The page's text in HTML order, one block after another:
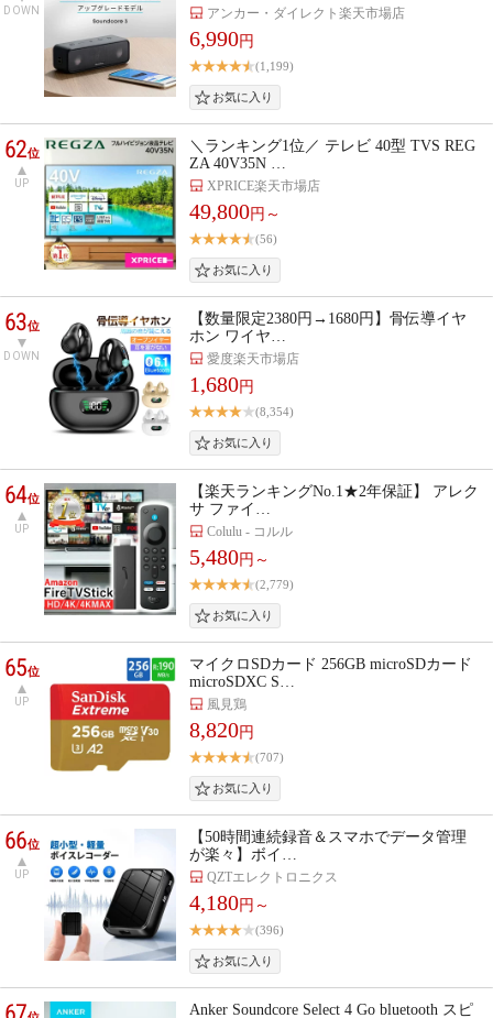
DOWN アンカー・ダイレクト楽天市場店
6,990円
(1,199)
62位
UP
＼ランキング1位／ テレビ 40型 TVS REG
ZA 40V35N …
XPRICE楽天市場店
49,800円～
(56)
63位
DOWN
【数量限定2380円→1680円】骨伝導イヤ
ホン ワイヤ…
愛度楽天市場店
1,680円
(8,354)
64位
UP
【楽天ランキングNo.1★2年保証】 アレク
サ ファイ…
Colulu - コルル
5,480円～
(2,779)
65位
UP
マイクロSDカード 256GB microSDカード
microSDXC S…
風見鶏
8,820円
(707)
66位
UP
【50時間連続録音＆スマホでデータ管理
が楽々】ボイ…
QZTエレクトロニクス
4,180円～
(396)
Anker Soundcore Select 4 Go bluetooth スピ